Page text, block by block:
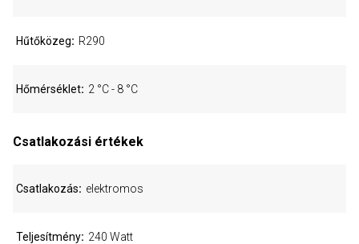
Hűtőközeg R290
Hőmérséklet 2 °C - 8 °C
Csatlakozási értékek
Csatlakozás elektromos
Teljesítmény 240 Watt